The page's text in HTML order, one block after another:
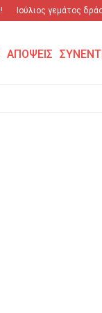
Ιούλιος γεμάτος
ΑΠΟΨΕΙΣ